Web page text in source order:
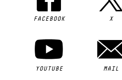
FACEBOOK X
YOUTUBE MAIL